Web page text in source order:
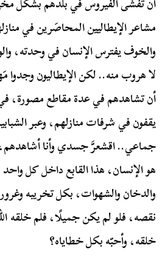
مشاعر الإيطاليين المحاصَرين في
والخوف يفترس الإنسان في وحدته،
لا هروب منه.. لكن الإيطاليون وجدوا
أن تشاهدهم في عدة مقاطع مصورة،
يقفون في شرفات منازلهم، وعبر
جماعي.. اقشعرَّ جسدي وأنا
هو الإنسان، هذا القابع داخل كل
والدخان والشهوات، بكل تخريبه
نقصه، فلو لم يكن جميلًا، فلم خلقه
خلقه، وأحبّه بكل خطاياه؟